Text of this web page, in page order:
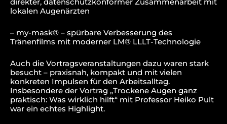
lokalen Augenärzten
– my-mask® – spürbare Verbesserung des
Tränenfilms mit moderner LM® LLLT-Technologie
Auch die Vortragsveranstaltungen dazu waren stark
besucht – praxisnah, kompakt und mit vielen
konkreten Impulsen für den Arbeitsalltag.
Insbesondere der Vortrag „Trockene Augen ganz
praktisch: Was wirklich hilft“ mit Professor Heiko Pult
war ein echtes Highlight.